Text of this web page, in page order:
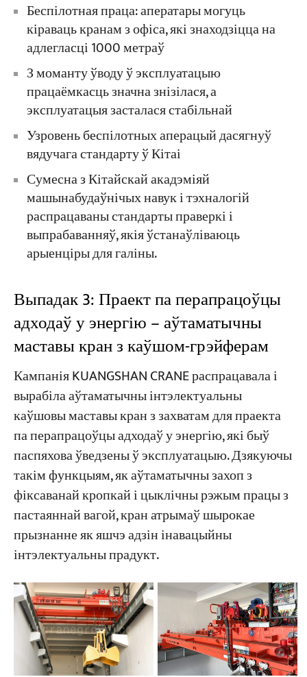
Беспілотная праца: аператары могуць
кіраваць кранам з офіса, які знаходзіцца на
адлегласці 1000 метраў
З моманту ўводу ў эксплуатацыю
працаёмкасць значна знізілася, а
эксплуатацыя засталася стабільнай
Узровень беспілотных аперацый дасягнуў
вядучага стандарту ў Кітаі
Сумесна з Кітайскай акадэміяй
машынабудаўнічых навук і тэхналогій
распрацаваны стандарты праверкі і
выпрабаванняў, якія ўстанаўліваюць
арыенціры для галіны.
Выпадак 3: Праект па перапрацоўцы
адходаў у энергію – аўтаматычны
маставы кран з каўшом-грэйферам
Кампанія KUANGSHAN CRANE распрацавала і
вырабіла аўтаматычны інтэлектуальны
каўшовы маставы кран з захватам для праекта
па перапрацоўцы адходаў у энергію, які быў
паспяхова ўведзены ў эксплуатацыю. Дзякуючы
такім функцыям, як аўтаматычны захоп з
фіксаванай кропкай і цыклічны рэжым працы з
пастаяннай вагой, кран атрымаў шырокае
прызнанне як яшчэ адзін інавацыйны
інтэлектуальны прадукт.